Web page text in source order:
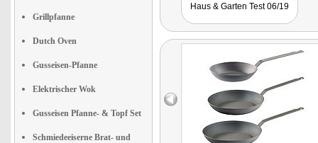
Grillpfanne
Dutch Oven
Gusseisen-Pfanne
Elektrischer Wok
Gusseisen Pfanne- & Topf Set
Schmiedeeiserne Brat- und
Bratgut und ermöglicht
Haus & Garten Test 06/19